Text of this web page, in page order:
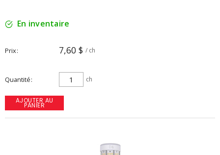
En inventaire
Prix 7,60 $ / ch
Quantité ch
AJOUTER AU
PANIER